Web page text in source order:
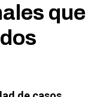
que